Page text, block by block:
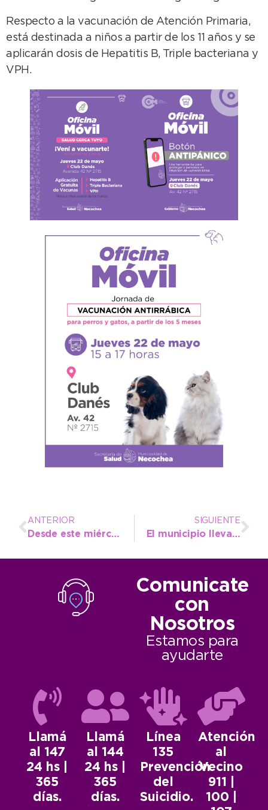
Respecto a la vacunación de Atención Primaria,
está destinada a niños a partir de los 11 años y se
aplicarán dosis de Hepatitis B, Triple bacteriana y
VPH.
ANTERIOR
Desde este miércoles comienza a regir el nuevo cuadro tarifario del transporte público
SIGUIENTE
El municipio lleva respuesta concreta a vecinos del barrio Sudoeste con entoscado de calles
Comunicate
con
Nosotros
Estamos para
ayudarte
Llamá
al 147
24 hs |
365
días.
Llamá
al 144
24 hs |
365
días.
Línea
135
Prevención
del
Suicidio.
Atención
al
Vecino
911 |
100 |